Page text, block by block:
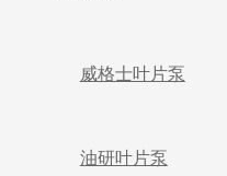
威格士叶片泵
油研叶片泵